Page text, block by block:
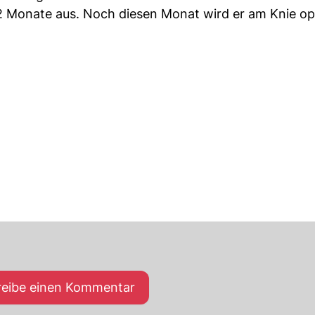
aus. Noch diesen Monat wird er am Knie
einen Kommentar